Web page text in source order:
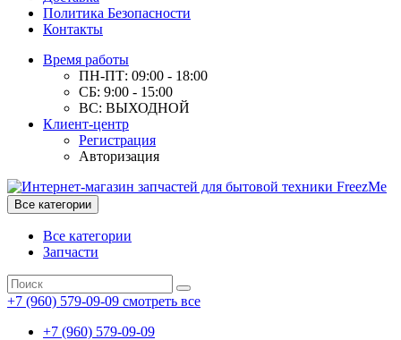
Политика Безопасности
Контакты
Время работы
ПН-ПТ: 09:00 - 18:00
СБ: 9:00 - 15:00
ВС: ВЫХОДНОЙ
Клиент-центр
Регистрация
Авторизация
Все категории
Все категории
Запчасти
+7 (960) 579-09-09 смотреть все
+7 (960) 579-09-09